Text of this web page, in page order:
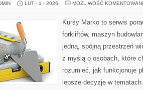
LUT - 1 - 2026 MOŻLIWOŚĆ
Kursy Marko to serwis
forkliftów, maszyn
jedną, spójną przestrzeń
z myślą o osobach, które
rozumieć, jak funkcjonuje
lepsze decyzje w